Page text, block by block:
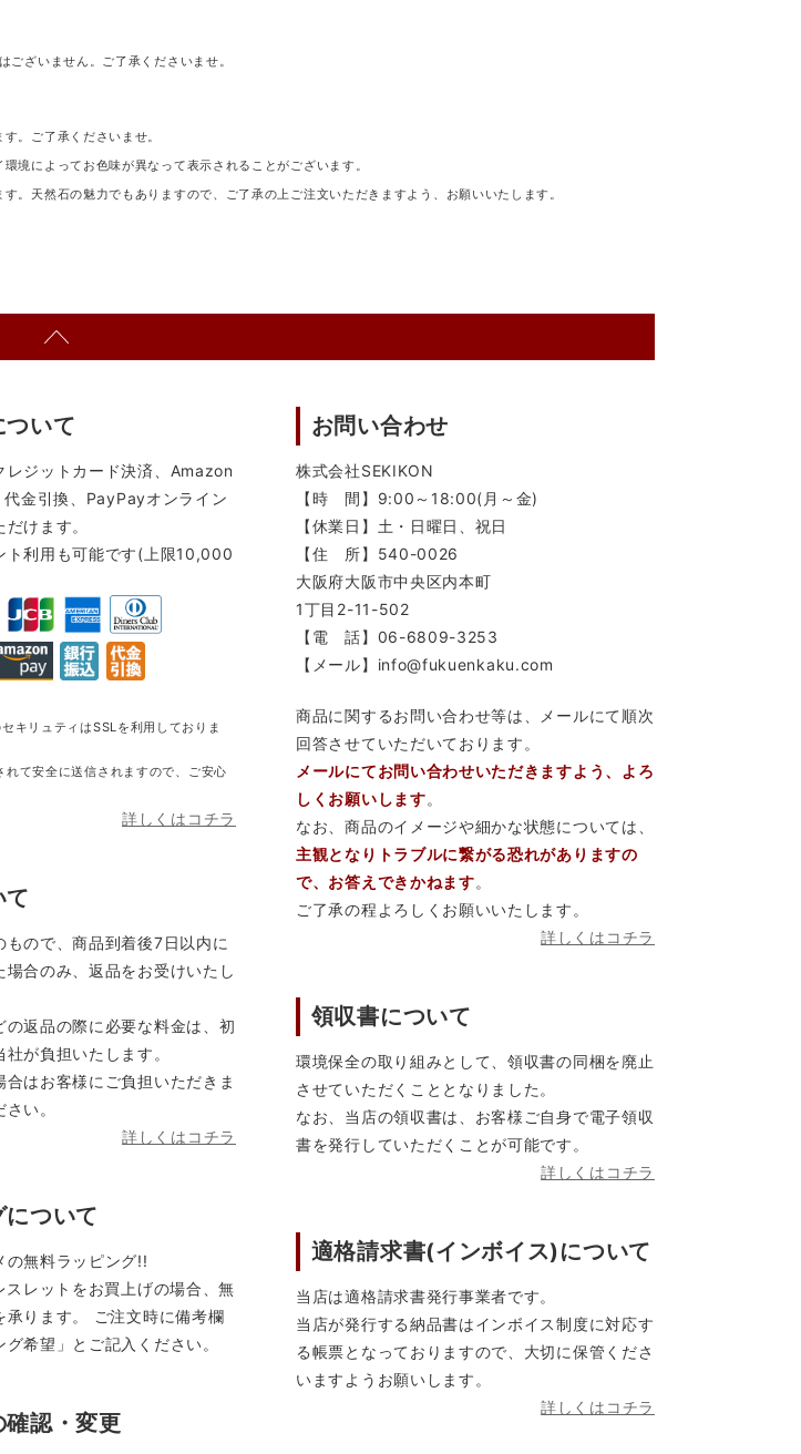
ざいません。ご了承くださいませ。
。ご了承くださいませ。
境によってお色味が異なって表示されることがございます。
天然石の魅力でもありますので、ご了承の上ご注文いただきますよう、お願いいたします。
ついて
レジットカード決済、Amazon
金引換、PayPayオンライン
けます。
ト利用も可能です(上限10,000
キリュティはSSLを利用しておりま
れて安全に送信されますので、ご安心
詳しくはコチラ
て
もので、商品到着後7日以内に
場合のみ、返品をお受けいたし
の返品の際に必要な料金は、初
が負担いたします。
合はお客様にご負担いただきま
い。
詳しくはコチラ
について
の無料ラッピング!!
レットをお買上げの場合、無
承ります。 ご注文時に備考欄
希望」とご記入ください。
認・変更
お問い合わせ
株式会社SEKIKON
【時 間】9:00～18:00(月～金)
【休業日】土・日曜日、祝日
【住 所】540-0026
大阪府大阪市中央区内本町
1丁目2-11-502
【電 話】06-6809-3253
【メール】info@fukuenkaku.com
商品に関するお問い合わせ等は、メールにて順次
回答させていただいております。
メールにてお問い合わせいただきますよう、よろ
しくお願いします。
なお、商品のイメージや細かな状態については、
主観となりトラブルに繋がる恐れがありますの
で、お答えできかねます。
ご了承の程よろしくお願いいたします。
詳しくはコチラ
領収書について
環境保全の取り組みとして、領収書の同梱を廃止
させていただくこととなりました。
なお、当店の領収書は、お客様ご自身で電子領収
書を発行していただくことが可能です。
詳しくはコチラ
適格請求書(インボイス)について
当店は適格請求書発行事業者です。
当店が発行する納品書はインボイス制度に対応す
る帳票となっておりますので、大切に保管くださ
いますようお願いします。
詳しくはコチラ